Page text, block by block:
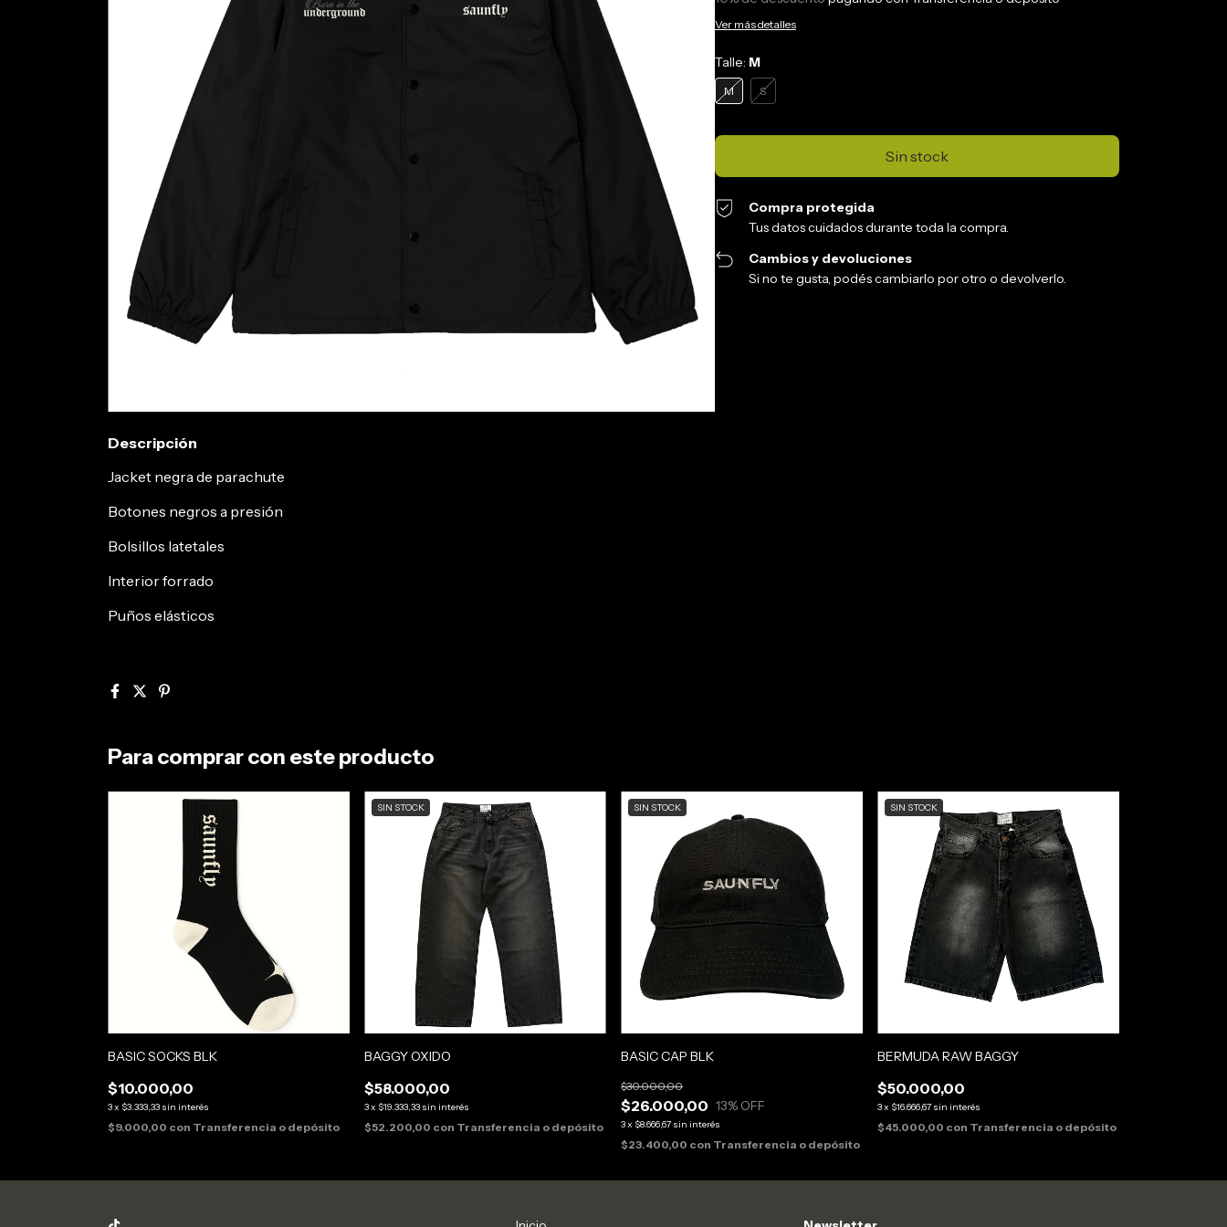
Ver más detalles
Talle: M
M S
Compra protegida
Tus datos cuidados durante toda la compra.
Cambios y devoluciones
Si no te gusta, podés cambiarlo por otro o devolverlo.
Descripción
Jacket negra de parachute
Botones negros a presión
Bolsillos latetales
Interior forrado
Puños elásticos
Para comprar con este producto
BASIC SOCKS BLK
$10.000,00
3x $3.333,33 sin interés
$9.000,00 con Transferencia o depósito
SIN STOCK
BAGGY OXIDO
$58.000,00
3x $19.333,33 sin interés
$52.200,00 con Transferencia o depósito
SIN STOCK
BASIC CAP BLK
$26.000,00
$30.000,00
13% OFF
3x $8.666,67 sin interés
$23.400,00 con Transferencia o depósito
SIN STOCK
BERMUDA RAW BAGGY
$50.000,00
3x $16.666,67 sin interés
$45.000,00 con Transferencia o depósito